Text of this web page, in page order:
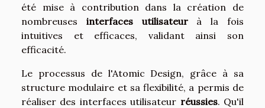
été mise à contribution dans la création de
nombreuses interfaces utilisateurà la fois
intuitives et efficaces, validant ainsi son
efficacité.
Le processus de l'Atomic Design, grâce à sa
structure modulaire et sa flexibilité, a permis de
réaliser des interfaces utilisateur réussies. Qu'il